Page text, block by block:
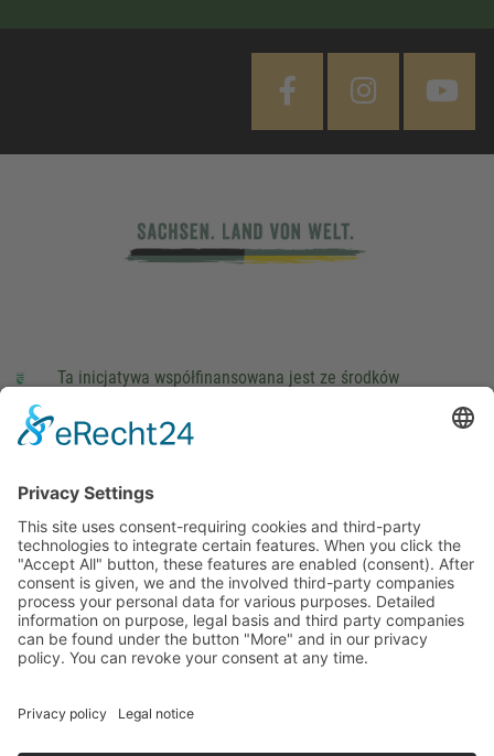
Ta inicjatywa współfinansowana jest ze środków
parlamentarzystów Landtagu Saksońskiego budżetu.
stopka redakcyjna
This site uses consent-requiring cookies and third-party
technologies to integrate certain features. When you click the
"Accept All" button, these features are enabled (consent).
After consent is given, we and the involved third-party
companies process your personal data for various purposes.
companies can be found under the button "More" and in our